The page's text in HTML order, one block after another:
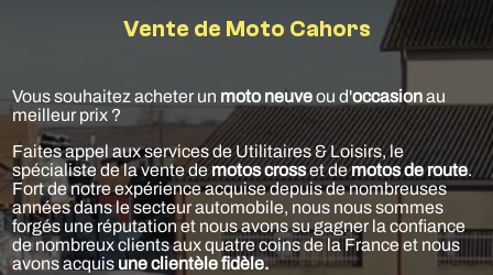
Vente de Moto Cahors
Vous souhaitez acheter un moto neuveou d'occasionau
meilleur prix ?
Faites appel aux services de Utilitaires & Loisirs, le
spécialiste de la vente demotos crosset demotos de route.
Fort de notre expérience acquise depuis de nombreuses
années dans le secteur automobile, nous nous sommes
forgés une réputation et nous avons su gagner la confiance
de nombreux clients aux quatre coins de la France et nous
avons acquis une clientèle fidèle.